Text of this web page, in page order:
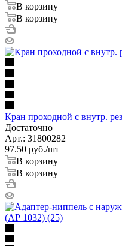
В корзину
В корзину
Кран проходной с внутр.
Достаточно
Арт.: 31800282
97.50 руб./шт
В корзину
В корзину